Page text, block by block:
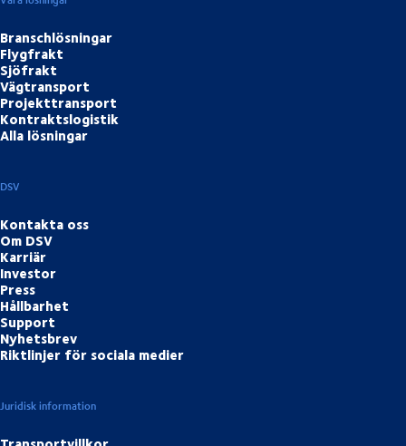
Branschlösningar
Flygfrakt
Sjöfrakt
Vägtransport
Projekttransport
Kontraktslogistik
Alla lösningar
DSV
Kontakta oss
Om DSV
Karriär
Investor
Press
Hållbarhet
Support
Nyhetsbrev
Riktlinjer för sociala medier
Juridisk information